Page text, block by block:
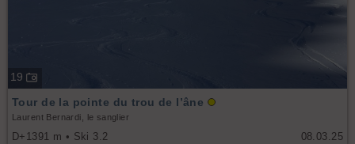
19
08.03.25
Tour de la pointe du trou de l’âne
Laurent Bernardi, le sanglier
D+1391 m • Ski 3.2